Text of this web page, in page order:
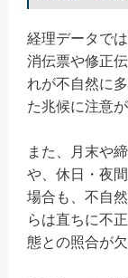
経理データで
消伝票や修正
れが不自然に
た兆候に注意が
また、月末や
や、休日・夜
場合も、不自
らは直ちに不
態との照合が